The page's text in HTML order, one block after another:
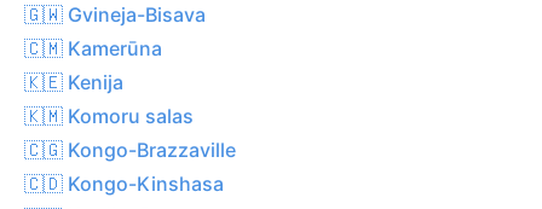
🇬🇼 Gvineja-Bisava
🇨🇲 Kamerūna
🇰🇪 Kenija
🇰🇲 Komoru salas
🇨🇬 Kongo-Brazzaville
🇨🇩 Kongo-Kinshasa